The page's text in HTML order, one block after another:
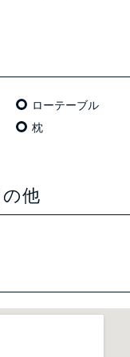
ローテーブル
枕
他